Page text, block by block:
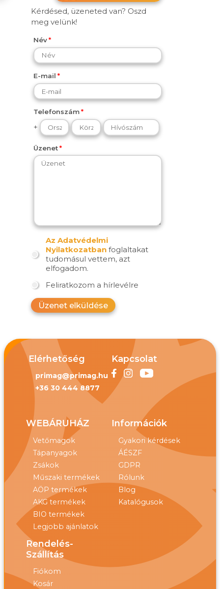
Kérdésed, üzeneted van? Oszd
meg velünk!
Név
E-mail
Telefonszám
+
Üzenet
Az Adatvédelmi
Nyilatkozatban foglaltakat
tudomásul vettem, azt
elfogadom.
Feliratkozom a hírlevélre
Üzenet elküldése
Elérhetőség
primag@primag.hu
+36 30 444 8877
Kapcsolat
WEBÁRUHÁZ
Vetőmagok
Tápanyagok
Zsákok
Műszaki termékek
AÖP termékek
AKG termékek
BIO termékek
Legjobb ajánlatok
Információk
Gyakori kérdések
ÁÉSZF
GDPR
Rólunk
Blog
Katalógusok
Rendelés-
Szállítás
Fiókom
Kosár